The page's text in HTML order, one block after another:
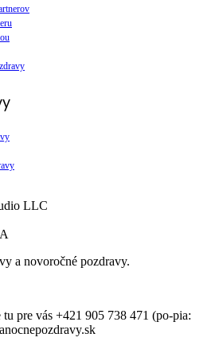
LLC
a novoročné pozdravy.
pre vás +421 905 738 471 (po-pia: